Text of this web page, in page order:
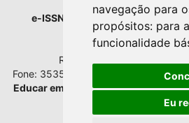
navegação para
propósitos: para
funcionalidade
Eu
e-ISSN : 1984-0411 | Prefixo DOI :
Universidade Federal
Setor de Educação -
Rua Rockefeller, nº 57, 2.º
Fone: 3535-6207 | Bairro: Rebouças |
Educar em Revistaesta licenciada
Atribuição 4.0